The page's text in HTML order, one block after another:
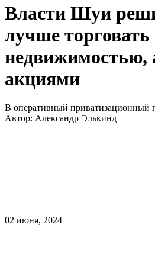
Власти Шуи
лучше торговать
недвижимостью,
акциями
В оперативный приватизационный
Автор: Александр Элькинд
02 июня, 2024